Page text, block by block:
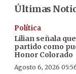
Últimas
Política
Lilian señala
partido como
Honor Colorado
Agosto 6, 2026